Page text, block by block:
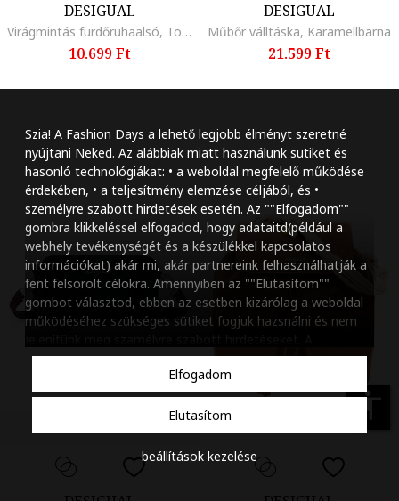
Szia! A Fashion Days a lehető legjobb élményt szeretné
nyújtani Neked. Az alábbiak miatt használunk sütiket és
hasonló technológiákat: • a weboldal megfelelő működése
érdekében, • a teljesítmény elemzése céljából, és •
személyre szabott hirdetések esetén. Az ""Elfogadom""
gombra klikkeléssel elfogadod, hogy adataitd(például a
webhely tevékenységét és a készülékkel kapcsolatos
információkat) akár mi, akár partnereink felhasználhatják a
fent felsorolt célokra. Amennyiben az ""Elutasítom""
gombot választod, ebben az esetben kizárólag a weboldal
működéséhez szükséges sütiket fogjuk hazsnálni és nem
beállításaidat bármikor módosíthatod, a ""Beállítások
kezelése"" gombra kattintva. Tudj meg többet
szabályzatunkról.
Elfogadom
Elutasítom
beállítások kezelése
DESIGUAL
Virágmintás fürdőruhaalsó, Többszínű
10.699 Ft
DESIGUAL
Műbőr válltáska, Karamellbarna
21.599 Ft
accessibility
Szöveg méretének
Szóköz növelése
Szóköz csökkentése
Sortávolság
Sortávolság
Színek invertálása
Szürke
Nagy kurzor
Animációk letiltása